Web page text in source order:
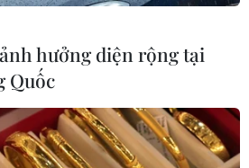
nắng nóng
Bộ và Trung
hưởng diện rộng tại
Quốc